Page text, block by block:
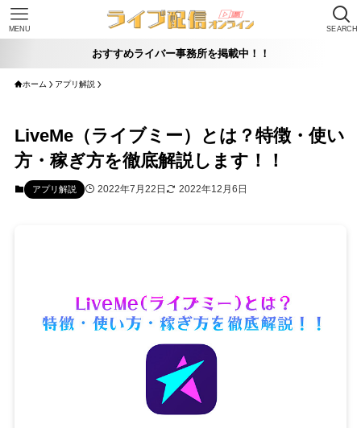
SEARCH
MENU
おすすめライバー事務所を掲載中！！
ホーム アプリ解説
LiveMe（ライブミー）とは？特徴・使い
方・稼ぎ方を徹底解説します！！
アプリ解説 2022年7月22日 2022年12月6日